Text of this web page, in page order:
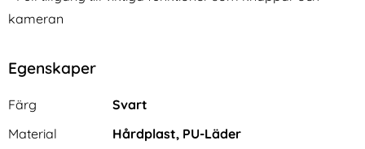
kameran
Egenskaper
Egenskaper/attribut för denna produkt
Attribut
Färg
Svart
Material
Hårdplast, PU-Läder